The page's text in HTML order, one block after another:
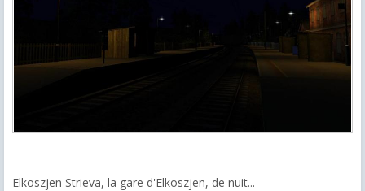
Elkoszjen Strieva, la gare d'Elkoszjen, de nuit...